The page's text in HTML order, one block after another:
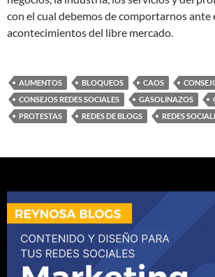
con el cual debemos de comportarnos ante
acontecimientos del libre mercado.
AUMENTOS BLOQUEOS CAOS
CONSEJOS REDES SOCIALES
GASOLINAZOS
PROTESTAS
REDES DE BLOGS REDES